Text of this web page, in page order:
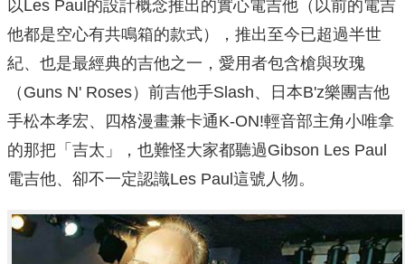
以Les Paul的設計概念推出的實心電吉他（以前的電吉
他都是空心有共鳴箱的款式），推出至今已超過半世
紀、也是最經典的吉他之一，愛用者包含槍與玫瑰
（Guns N' Roses）前吉他手Slash、日本B'z樂團吉他
手松本孝宏、四格漫畫兼卡通K-ON!輕音部主角小唯拿
的那把「吉太」，也難怪大家都聽過Gibson Les Paul
電吉他、卻不一定認識Les Paul這號人物。